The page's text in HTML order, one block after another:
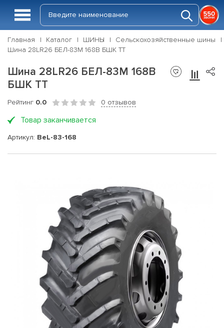
Главная Каталог ШИНЫ
Сельскохозяйственные шины
Шина 28LR26 БЕЛ-83M 168B БШК ТТ
Шина 28LR26 БЕЛ-83M 168B
БШК ТТ
Рейтинг 0.0 0 отзывов
Товар заканчивается
Артикул: BeL-83-168